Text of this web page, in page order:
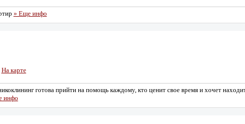
» Еще инфо
На карте
готова прийти на помощь каждому, кто ценит свое время и хочет
инфо